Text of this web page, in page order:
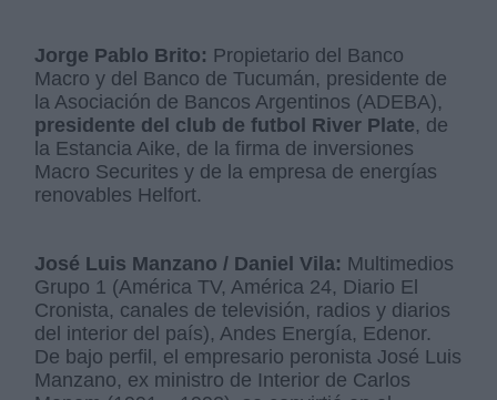
Jorge Pablo Brito: Propietario del Banco
Macro y del Banco de Tucumán, presidente de
la Asociación de Bancos Argentinos (ADEBA),
presidente del club de futbol River Plate, de
la Estancia Aike, de la firma de inversiones
Macro Securites y de la empresa de energías
renovables Helfort.
José Luis Manzano / Daniel Vila: Multimedios
Grupo 1 (América TV, América 24, Diario El
Cronista, canales de televisión, radios y diarios
del interior del país), Andes Energía, Edenor.
De bajo perfil, el empresario peronista José Luis
Manzano, ex ministro de Interior de Carlos